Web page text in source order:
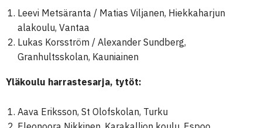
Leevi Metsäranta / Matias Viljanen, Hiekkaharjun
alakoulu, Vantaa
Lukas Korsström / Alexander Sundberg,
Granhultsskolan, Kauniainen
Yläkoulu harrastesarja, tytöt:
Aava Eriksson, St Olofskolan, Turku